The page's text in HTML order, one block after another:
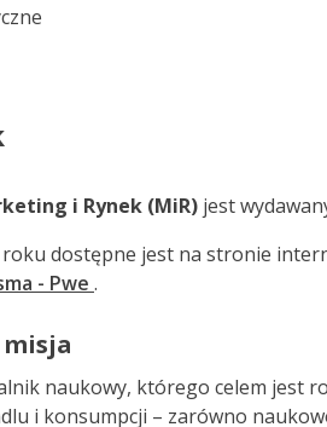
i Rynek (MiR) jest
dostępne jest na stronie
- Pwe .
misja
naukowy, którego celem jest
i konsumpcji – zarówno